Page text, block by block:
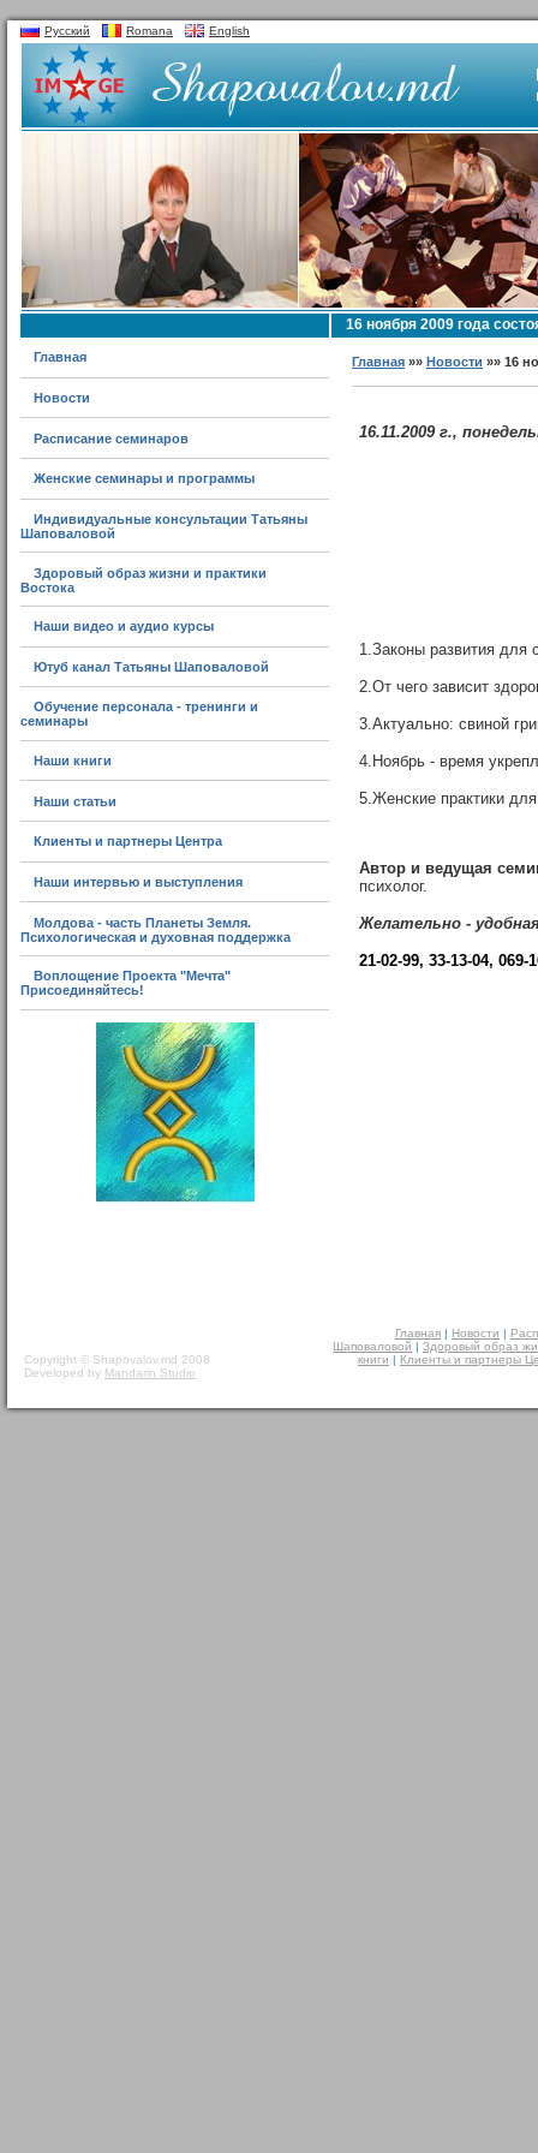
Русский Romana English
Главная
Новости
Расписание семинаров
Женские семинары и программы
Индивидуальные консультации Татьяны
Шаповаловой
Здоровый образ жизни и практики
Востока
Наши видео и аудио курсы
Ютуб канал Татьяны Шаповаловой
Обучение персонала - тренинги и
семинары
Наши книги
Наши статьи
Клиенты и партнеры Центра
Наши интервью и выступления
Молдова - часть Планеты Земля.
Психологическая и духовная поддержка
Воплощение Проекта "Мечта"
Присоединяйтесь!
16 ноября 2009 года
Главная »»Новости »» 16
16.11.2009 г.,
1.Законы развития
2.От чего зависит
3.Актуально: свиной
4.Ноябрь - время
5.Женские практики
Автор и ведущая
психолог.
Желательно -
21-02-99, 33-13-04, 069-
Copyright © Shapovalov.md 2008
Developed by Mandarin Studio
Главная | Новости |
Шаповаловой | Здоровый образ
книги | Клиенты и партнеры